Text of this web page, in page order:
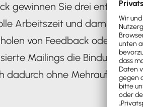
gewinnen Sie drei
Arbeitszeit und damit
von Feedback oder das
Mailings die Bindung zu
dadurch ohne Mehraufwand